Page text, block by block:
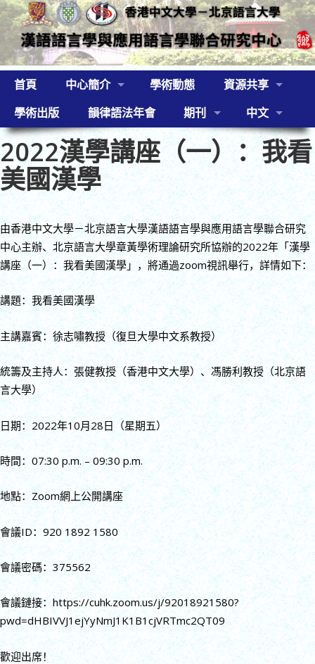
首頁 中心簡介 學術動態
資源共享
學術出版
韻律語法年會 期刊 中文
2022漢學講座（一）：我看
美國漢學
由香港中文大學－北京語言大學漢語語言學與應用語言學聯合研究
中心主辦、北京語言大學章黃學術理論研究所協辦的2022年「漢學
講座（一）：我看美國漢學」，將通過zoom視訊舉行，詳情如下：
講題：我看美國漢學
主講嘉賓：徐志嘯教授（復旦大學中文系教授）
統籌及主持人：張健教授（香港中文大學）、馮勝利教授（北京語
言大學）
日期：2022年10月28日（星期五）
時間：07:30 p.m. – 09:30 p.m.
地點：Zoom網上公開講座
會議ID：920 1892 1580
會議密碼：375562
會議鏈接：https://cuhk.zoom.us/j/92018921580?
pwd=dHBIVVJ1ejYyNmJ1K1B1cjVRTmc2QT09
歡迎出席！